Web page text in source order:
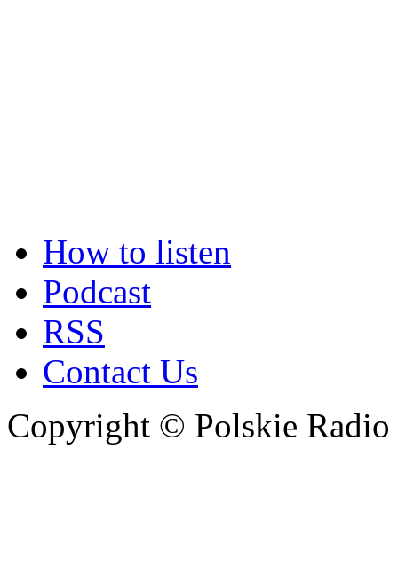
How to listen
Podcast
RSS
Contact Us
Copyright © Polskie